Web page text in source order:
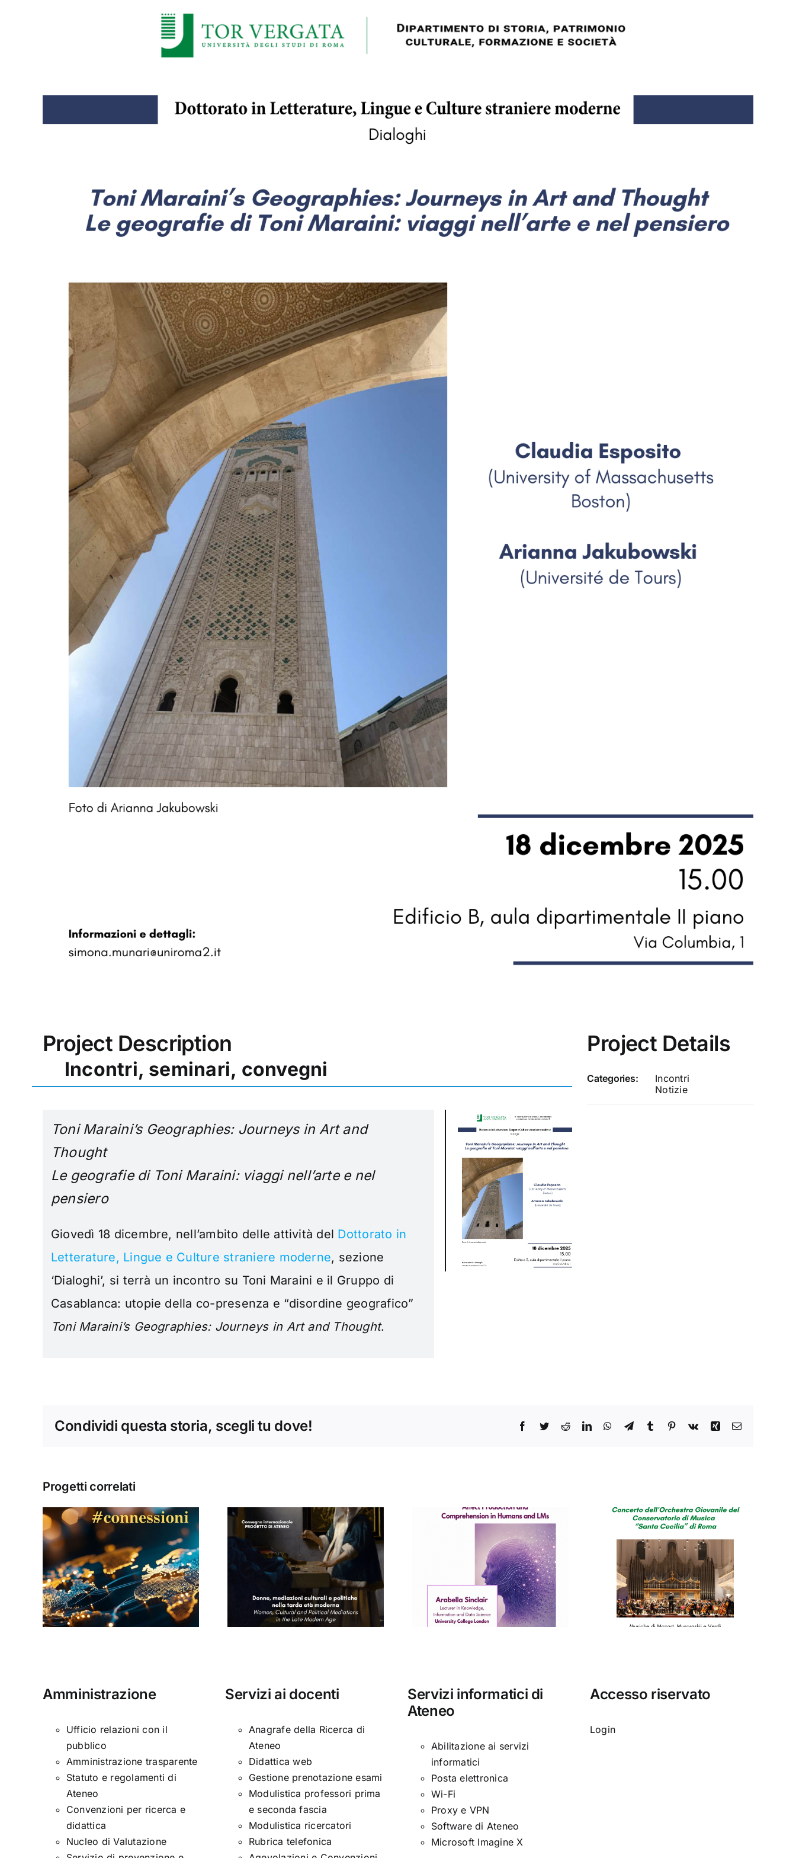
Project Description
Incontri, seminari, convegni
Toni Maraini’s Geographies: Journeys in Art and
Thought
Le geografie di Toni Maraini: viaggi nell’arte e nel
pensiero
Giovedì 18 dicembre, nell’ambito delle attività del Dottorato in
Letterature, Lingue e Culture straniere moderne, sezione
‘Dialoghi’, si terrà un incontro su Toni Maraini e il Gruppo di
Casablanca: utopie della co-presenza e “disordine geografico”
Toni Maraini’s Geographies: Journeys in Art and Thought.
Project Details
Categories:
Incontri
Notizie
Condividi questa storia, scegli tu dove! Facebook
TwitterRedditLinkedInWhatsApp
TelegramTumblr Pinterest
Vk Xing Email
Progetti correlati
Donne, mediazioni
culturali e politiche
nella tarda età
moderna
Seminario di
Arabella Sinclair
Concerto del
Conservatorio di
“Santa Cecilia”
Amministrazione
Ufficio relazioni con il
pubblico
Amministrazione trasparente
Statuto e regolamenti di
Ateneo
Convenzioni per ricerca e
didattica
Nucleo di Valutazione
Servizi ai docenti
Anagrafe della Ricerca di
Ateneo
Didattica web
Gestione prenotazione esami
Modulistica professori prima
e seconda fascia
Modulistica ricercatori
Rubrica telefonica
Servizi informatici di
Ateneo
Abilitazione ai servizi
informatici
Posta elettronica
Wi-Fi
Proxy e VPN
Software di Ateneo
Microsoft Imagine X
Accesso riservato
Login